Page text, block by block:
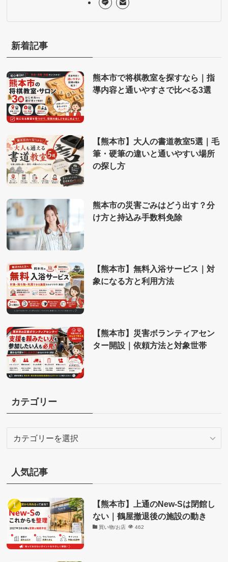
新着記事
熊本市で将棋教室を探すなら｜指
導内容と通いやすさで比べる3選
【熊本市】大人の書道教室5選｜毛
筆・硬筆の違いと通いやすい場所
の探し方
熊本市の災害ごみはどう出す？分
け方と持込み手数料免除
【熊本市】無料入浴サービス｜対
象になる方と利用方法
【熊本市】災害ボランティアセン
ター開設｜依頼方法と対象世帯
カテゴリー
リ
ー
人気記事
【熊本市】上通のNew-Sは閉館し
ない｜鶴屋撤退後の施設の動き
買い物/お店 462